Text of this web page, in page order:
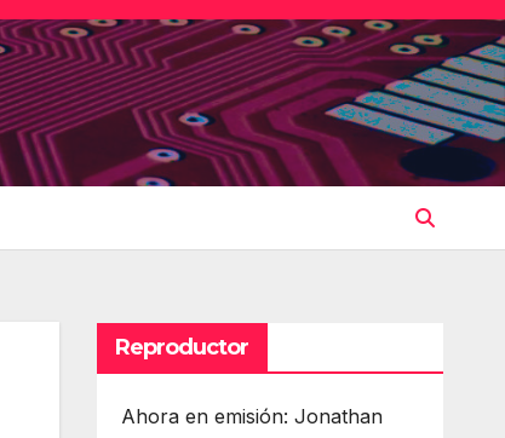
Reproductor
Ahora en emisión: Jonathan